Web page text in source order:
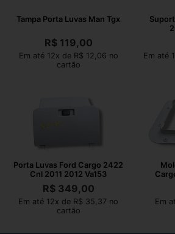
Tampa Porta Luvas Man Tgx
R$119,00
Em até 12x de R$ 12,06 no
cartão
Em até
Porta Luvas Ford Cargo 2422
Cnl 2011 2012 Va153
R$349,00
Em até 12x de R$ 35,37 no
cartão
Em